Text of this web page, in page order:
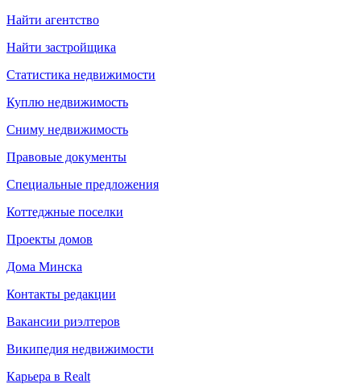
Найти агентство
Найти застройщика
Статистика недвижимости
Куплю недвижимость
Сниму недвижимость
Правовые документы
Специальные предложения
Коттеджные поселки
Проекты домов
Дома Минска
Контакты редакции
Вакансии риэлтеров
Википедия недвижимости
Карьера в Realt